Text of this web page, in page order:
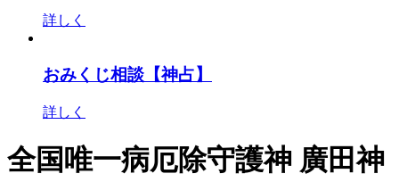
詳しく
おみくじ相談【神占】
詳しく
全国唯一病厄除守護神 廣田神